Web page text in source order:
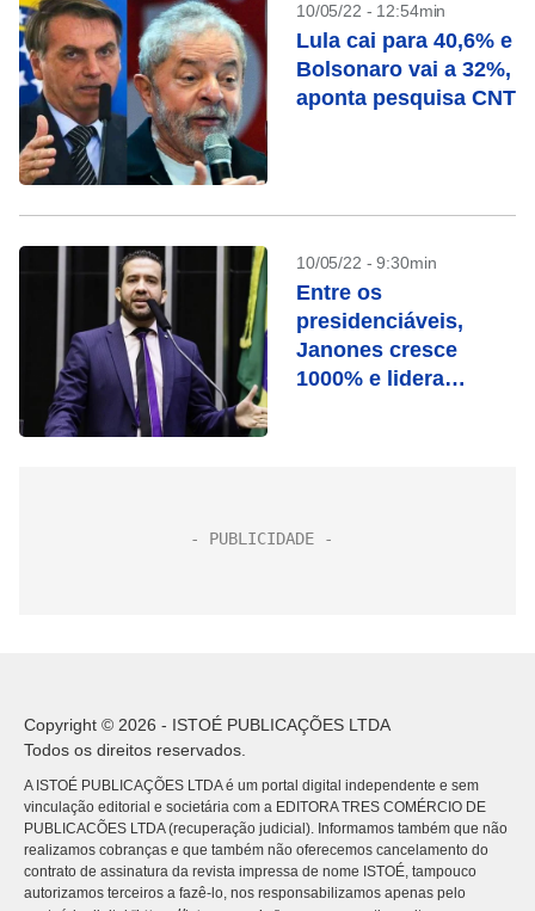
10/05/22 - 12:54min
Lula cai para 40,6% e
Bolsonaro vai a 32%,
aponta pesquisa CNT
10/05/22 - 9:30min
Entre os
presidenciáveis,
Janones cresce
1000% e lidera
Copyright © 2026 - ISTOÉ PUBLICAÇÕES LTDA
Todos os direitos reservados.
A ISTOÉ PUBLICAÇÕES LTDA é um portal digital independente e sem
vinculação editorial e societária com a EDITORA TRES COMÉRCIO DE
PUBLICACÕES LTDA (recuperação judicial). Informamos também que não
realizamos cobranças e que também não oferecemos cancelamento do
contrato de assinatura da revista impressa de nome ISTOÉ, tampouco
autorizamos terceiros a fazê-lo, nos responsabilizamos apenas pelo